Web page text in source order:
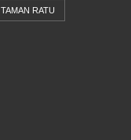
TAMAN RATU